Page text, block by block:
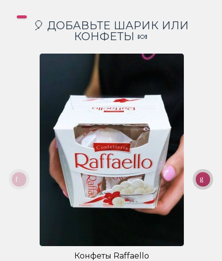
🎈 ДОБАВЬТЕ ШАРИК ИЛИ
КОНФЕТЫ 🍬
Конфеты Raffaello